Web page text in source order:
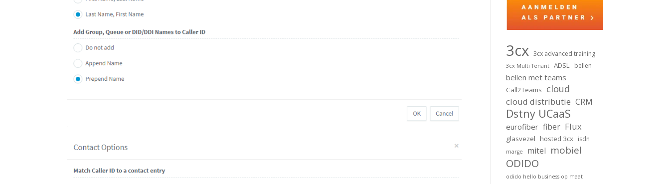
3cx 3cx advanced training
3cx Multi Tenant ADSL bellen
bellen met teams
Call2Teams cloud
cloud distributie CRM
Dstny UCaaS
eurofiber fiber Flux
glasvezel hosted 3cx isdn
marge mitel mobiel
ODIDO
odido hello business op maat